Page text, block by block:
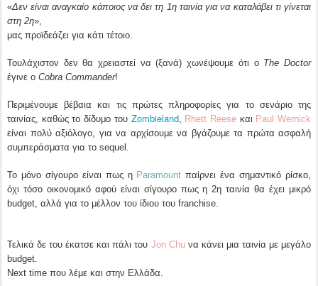
«Δεν είναι αναγκαίο κάποιος να δει τη 1η ταινία για να καταλάβει τι γίνεται
στη 2η»,
μας προϊδεάζει για κάτι τέτοιο.
Τουλάχιστον δεν θα χρειαστεί να (ξανά) χωνέψουμε ότι ο The Doctor
έγινε ο Cobra Commander!
Περιμένουμε βέβαια και τις πρώτες πληροφορίες για το σενάριο της
ταινίας, καθώς το δίδυμο του Zombieland, Rhett Reeseκαι Paul Wernick
είναι πολύ αξιόλογο, για να αρχίσουμε να βγάζουμε τα πρώτα ασφαλή
συμπεράσματα για το sequel.
Το μόνο σίγουρο είναι πως η Paramount παίρνει ένα σημαντικό ρίσκο,
όχι τόσο οικονομικό αφού είναι σίγουρο πως η 2η ταινία θα έχει μικρό
budget, αλλά για το μέλλον του ίδιου του franchise.
Τελικά δε του έκατσε και πάλι του Jon Chuνα κάνει μια ταινία με μεγάλο
budget.
Next time που λέμε και στην Ελλάδα.